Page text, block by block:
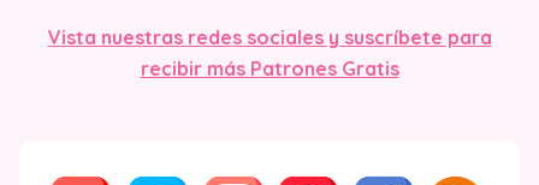
Vista nuestras redes sociales y suscríbete para
recibir más Patrones Gratis